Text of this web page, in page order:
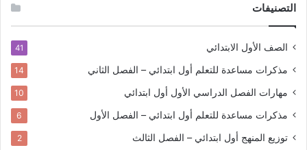
التصنيفات
الصف الأول الابتدائي 41
مذكرات مساعدة للتعلم أول ابتدائي – الفصل الثاني 14
مهارات الفصل الدراسي الأول أول ابتدائي 10
مذكرات مساعدة للتعلم أول ابتدائي – الفصل الأول 6
توزيع المنهج أول ابتدائي – الفصل الثالث 2